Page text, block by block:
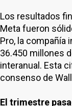
Los resultados
Meta fueron
Pro, la compañía
36.450 millones
interanual. Esta
consenso de
El trimestre